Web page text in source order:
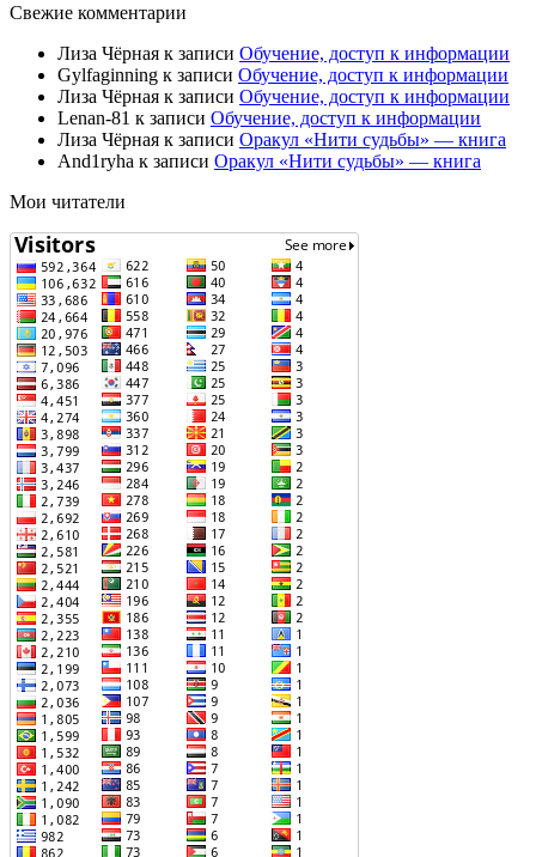
Свежие комментарии
Лиза Чёрная к записи Обучение, доступ к информации
Gylfaginning к записи Обучение, доступ к информации
Лиза Чёрная к записи Обучение, доступ к информации
Lenan-81 к записи Обучение, доступ к информации
Лиза Чёрная к записи Оракул «Нити судьбы» — книга
And1ryha к записи Оракул «Нити судьбы» — книга
Мои читатели